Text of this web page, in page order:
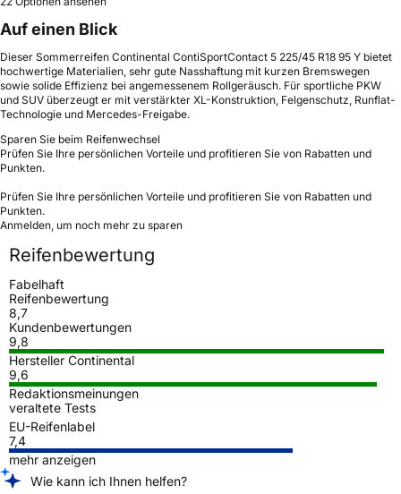
Auf einen Blick
Dieser Sommerreifen Continental ContiSportContact 5 225/45 R18 95 Y bietet
hochwertige Materialien, sehr gute Nasshaftung mit kurzen Bremswegen
sowie solide Effizienz bei angemessenem Rollgeräusch. Für sportliche PKW
und SUV überzeugt er mit verstärkter XL-Konstruktion, Felgenschutz, Runflat-
Technologie und Mercedes-Freigabe.
Sparen Sie beim Reifenwechsel
Prüfen Sie Ihre persönlichen Vorteile und profitieren Sie von Rabatten und
Punkten.
Prüfen Sie Ihre persönlichen Vorteile und profitieren Sie von Rabatten und
Punkten.
Anmelden, um noch mehr zu sparen
Reifenbewertung
Fabelhaft
Reifenbewertung
8,7
Kundenbewertungen
9,8
Hersteller Continental
9,6
Redaktionsmeinungen
veraltete Tests
EU-Reifenlabel
7,4
mehr anzeigen
Wie kann ich Ihnen helfen?